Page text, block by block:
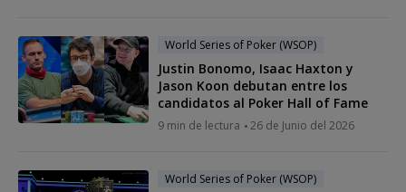
World Series of Poker (WSOP)
Justin Bonomo, Isaac Haxton y
Jason Koon debutan entre los
candidatos al Poker Hall of Fame
9 min de lectura 26 de Junio del 2026
World Series of Poker (WSOP)